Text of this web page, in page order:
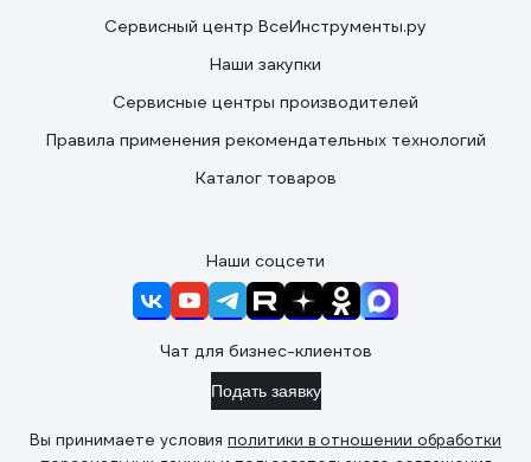
Сервисный центр ВсеИнструменты.ру
Наши закупки
Сервисные центры производителей
Правила применения рекомендательных технологий
Каталог товаров
Наши соцсети
Чат для бизнес-клиентов
Подать заявку
Вы принимаете условия политики в отношении обработки